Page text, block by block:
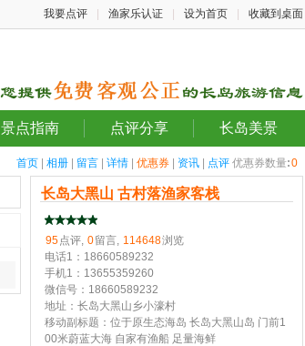
我要点评 渔家乐认证 设为首页 收藏到桌面
景点指南 点评分享 长岛美景
首页 相册 留言 详情 优惠券 资讯 点评 优惠券数量:0
长岛大黑山 古村落渔家客栈
95点评, 0留言, 114648浏览
电话1：18660589232
手机1：13655359260
微信号：18660589232
地址：长岛大黑山乡小濠村
移动副标题：位于原生态海岛 长岛大黑山岛 门前1
00米蔚蓝大海 自家有渔船 足量海鲜